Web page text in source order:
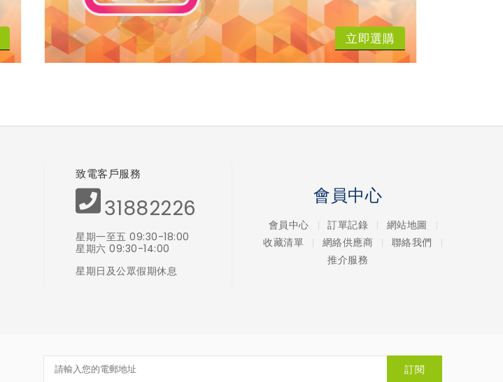
立即選購
致電客戶服務
31882226
星期一至五 09:30-18:00
星期六 09:30-14:00
星期日及公眾假期休息
會員中心
會員中心 訂單記錄
網站地圖
收藏清單
網絡供應商
聯絡我們
推介服務
訂閱